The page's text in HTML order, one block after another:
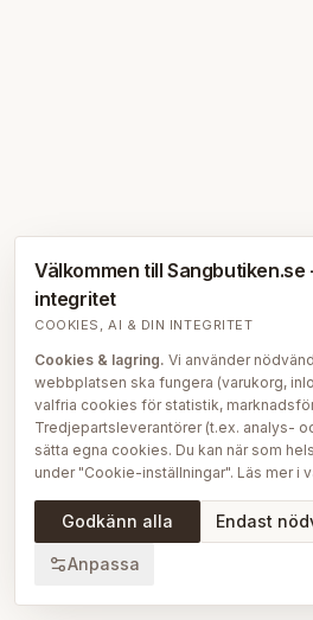
Välkommen till Sangbutiken.se
integritet
COOKIES, AI & DIN INTEGRITET
Cookies & lagring. Vi använder
webbplatsen ska fungera (varukorg,
valfria cookies för statistik,
Tredjepartsleverantörer (t.ex. analys-
sätta egna cookies. Du kan när som
under "Cookie-inställningar". Läs mer i
AI på Sängbutiken.För att ge dig en
vi delvis AI-teknik — bl.a. för smartare
att skapa, översätta och redigera delar
Godkänn alla Endast
Anpassa